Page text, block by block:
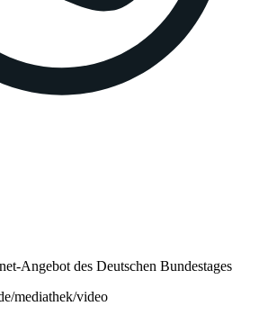
Angebot des Deutschen Bundestages
mediathek/video